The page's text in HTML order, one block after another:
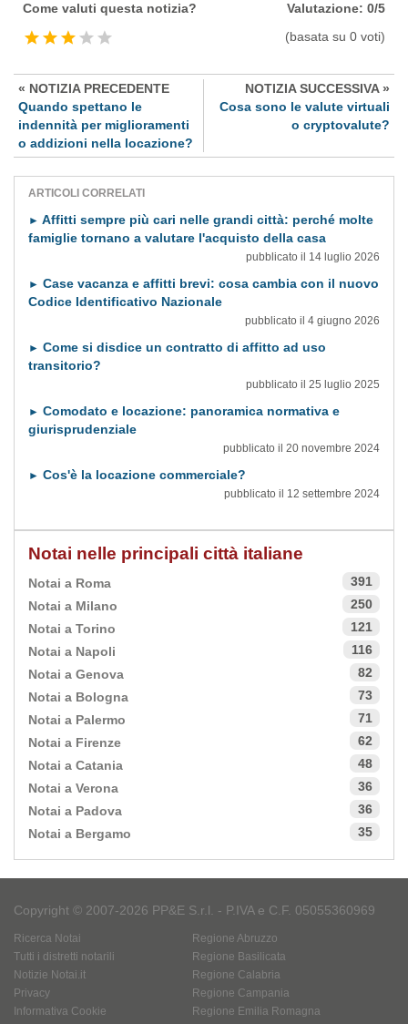
Come valuti questa notizia?
Valutazione: 0/5
(basata su 0 voti)
« NOTIZIA PRECEDENTE
Quando spettano le
indennità per miglioramenti
o addizioni nella locazione?
NOTIZIA SUCCESSIVA »
Cosa sono le valute virtuali
o cryptovalute?
ARTICOLI CORRELATI
► Affitti sempre più cari nelle grandi città: perché molte
famiglie tornano a valutare l'acquisto della casa
pubblicato il 14 luglio 2026
► Case vacanza e affitti brevi: cosa cambia con il nuovo
Codice Identificativo Nazionale
pubblicato il 4 giugno 2026
► Come si disdice un contratto di affitto ad uso
transitorio?
pubblicato il 25 luglio 2025
► Comodato e locazione: panoramica normativa e
giurisprudenziale
pubblicato il 20 novembre 2024
► Cos'è la locazione commerciale?
pubblicato il 12 settembre 2024
Notai nelle principali città italiane
Notai a Roma
391
Notai a Milano
250
Notai a Torino
121
Notai a Napoli
116
Notai a Genova
82
Notai a Bologna
73
Notai a Palermo
71
Notai a Firenze
62
Notai a Catania
48
Notai a Verona
36
Notai a Padova
36
Notai a Bergamo
35
Copyright © 2007-2026 PP&E S.r.l. - P.IVA e C.F. 05055360969
Ricerca Notai
Tutti i distretti notarili
Notizie Notai.it
Privacy
Informativa Cookie
Regione Abruzzo
Regione Basilicata
Regione Calabria
Regione Campania
Regione Emilia Romagna